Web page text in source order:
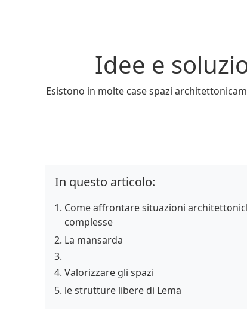
Idee e
Esistono in molte case spazi
In questo articolo:
Come affrontare situazioni
complesse
La mansarda
Valorizzare gli spazi
le strutture libere di Lema